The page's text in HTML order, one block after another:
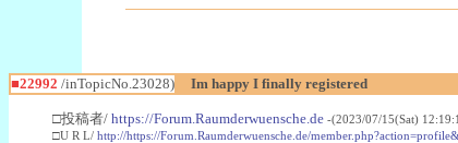
■22992 /inTopicNo.23028) Im happy I finally registered
□投稿者/ https://Forum.Raumderwuensche.de -(2023/07/15(Sat)
□U R L/ http://https://Forum.Raumderwuensche.de/